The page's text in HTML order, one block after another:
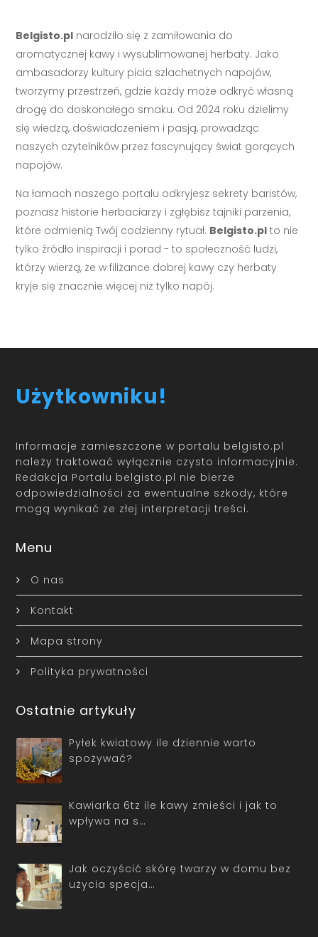
Belgisto.pl narodziło się z zamiłowania do
aromatycznej kawy i wysublimowanej herbaty. Jako
ambasadorzy kultury picia szlachetnych napojów,
tworzymy przestrzeń, gdzie każdy może odkryć własną
drogę do doskonałego smaku. Od 2024 roku dzielimy
się wiedzą, doświadczeniem i pasją, prowadząc
naszych czytelników przez fascynujący świat gorących
napojów.
Na łamach naszego portalu odkryjesz sekrety baristów,
poznasz historie herbaciarzy i zgłębisz tajniki parzenia,
które odmienią Twój codzienny rytuał. Belgisto.pl to nie
tylko źródło inspiracji i porad - to społeczność ludzi,
którzy wierzą, że w filiżance dobrej kawy czy herbaty
kryje się znacznie więcej niż tylko napój.
Użytkowniku!
Informacje zamieszczone w portalu belgisto.pl
należy traktować wyłącznie czysto informacyjnie.
Redakcja Portalu belgisto.pl nie bierze
odpowiedzialności za ewentualne szkody, które
mogą wynikać ze złej interpretacji treści.
Menu
O nas
Kontakt
Mapa strony
Polityka prywatności
Ostatnie artykuły
Pyłek kwiatowy ile dziennie warto
spożywać?
Kawiarka 6tz ile kawy zmieści i jak to
wpływa na s…
Jak oczyścić skórę twarzy w domu bez
użycia specja…